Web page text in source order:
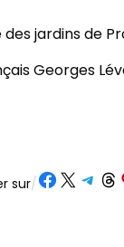
jardins de
Georges
sur/ Partager sur Facebook
Partager sur X Partager sur